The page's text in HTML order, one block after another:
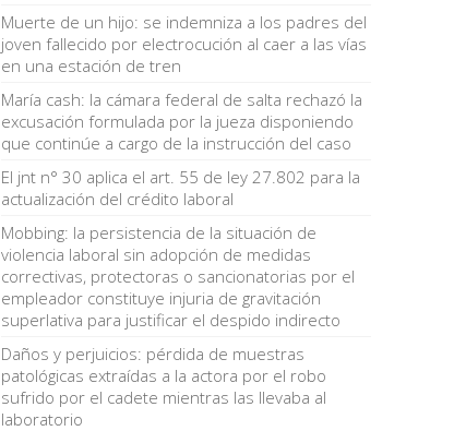
Muerte de un hijo: se indemniza a los padres del
joven fallecido por electrocución al caer a las vías
en una estación de tren
María cash: la cámara federal de salta rechazó la
excusación formulada por la jueza disponiendo
que continúe a cargo de la instrucción del caso
El jnt n° 30 aplica el art. 55 de ley 27.802 para la
actualización del crédito laboral
Mobbing: la persistencia de la situación de
violencia laboral sin adopción de medidas
correctivas, protectoras o sancionatorias por el
empleador constituye injuria de gravitación
superlativa para justificar el despido indirecto
Daños y perjuicios: pérdida de muestras
patológicas extraídas a la actora por el robo
sufrido por el cadete mientras las llevaba al
laboratorio